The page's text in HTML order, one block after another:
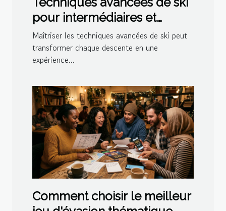
pour intermédiaires et
experts
Maîtriser les techniques avancées de ski peut
transformer chaque descente en une
expérience...
Comment choisir le meilleur